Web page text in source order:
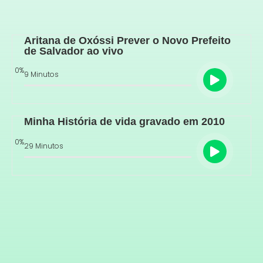
Aritana de Oxóssi Prever o Novo Prefeito
de Salvador ao vivo
9 Minutos
0%
Minha História de vida gravado em 2010
29 Minutos
0%